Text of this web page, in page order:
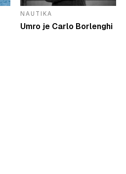
NAUTIKA
Umro je Carlo Borlenghi